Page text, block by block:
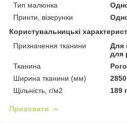
Тип малюнка
Принти, візерунки
Користувальницькі
Призначення тканини
Для
для
Тканина
Ширина тканини (мм)
2850
Щільність, г/м2
189
Приховати